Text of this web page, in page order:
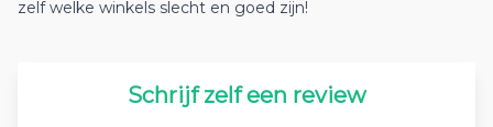
zelf welke winkels slecht en goed zijn!
Schrijf zelf een review